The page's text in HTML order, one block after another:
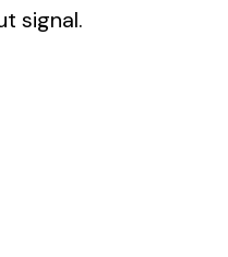
signal.